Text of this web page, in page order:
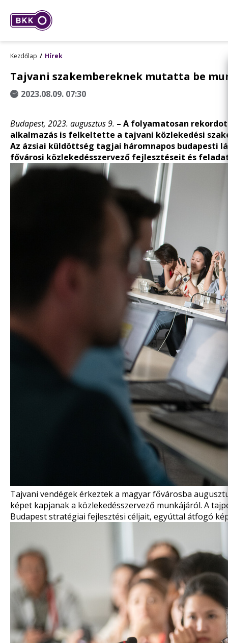
Kezdőlap Hírek
Tajvani szakembereknek mutatta be
2023.08.09. 07:30
Budapest, 2023. augusztus 9. – A folyamatosan
alkalmazás is felkeltette a tajvani közlekedési
Az ázsiai küldöttség tagjai háromnapos budapesti
fővárosi közlekedésszervező fejlesztéseit és
Tajvani vendégek érkeztek a magyar fővárosba
képet kapjanak a közlekedésszervező munkájáról. A
Budapest stratégiai fejlesztési céljait, egyúttal átfogó